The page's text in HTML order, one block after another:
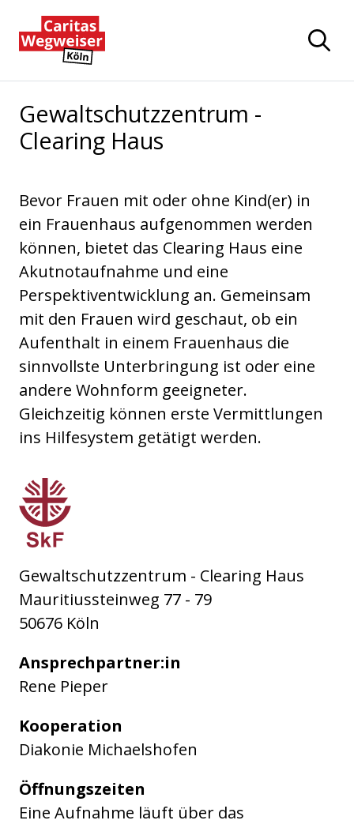
Zur Startseite navigieren
Gewaltschutzzentrum -
Clearing Haus
Bevor Frauen mit oder ohne Kind(er) in
ein Frauenhaus aufgenommen werden
können, bietet das Clearing Haus eine
Akutnotaufnahme und eine
Perspektiventwicklung an. Gemeinsam
mit den Frauen wird geschaut, ob ein
Aufenthalt in einem Frauenhaus die
sinnvollste Unterbringung ist oder eine
andere Wohnform geeigneter.
Gleichzeitig können erste Vermittlungen
ins Hilfesystem getätigt werden.
Sozialdienst katholischer Frauen e.V. Köln
Gewaltschutzzentrum - Clearing Haus
Mauritiussteinweg 77 - 79
50676 Köln
Ansprechpartner:in
Rene Pieper
Kooperation
Diakonie Michaelshofen
Öffnungszeiten
Eine Aufnahme läuft über das